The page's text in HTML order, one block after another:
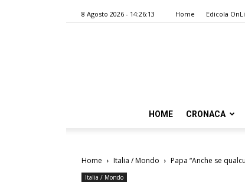
8 Agosto 2026 - 14:26:13 Home Edicola
HOME CRONACA
Home Italia / Mondo Papa “Anche se
Italia / Mondo